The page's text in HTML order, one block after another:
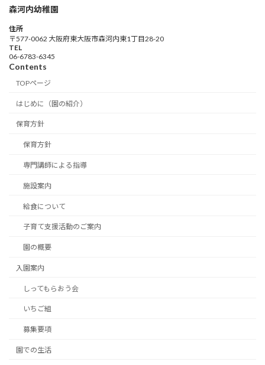
森河内幼稚園
住所
〒577-0062 大阪府東大阪市森河内東1丁目28-20
TEL
06-6783-6345
Contents
TOPページ
はじめに（園の紹介）
保育方針
保育方針
専門講師による指導
施設案内
給食について
子育て支援活動のご案内
園の概要
入園案内
しってもらおう会
いちご組
募集要項
園での生活